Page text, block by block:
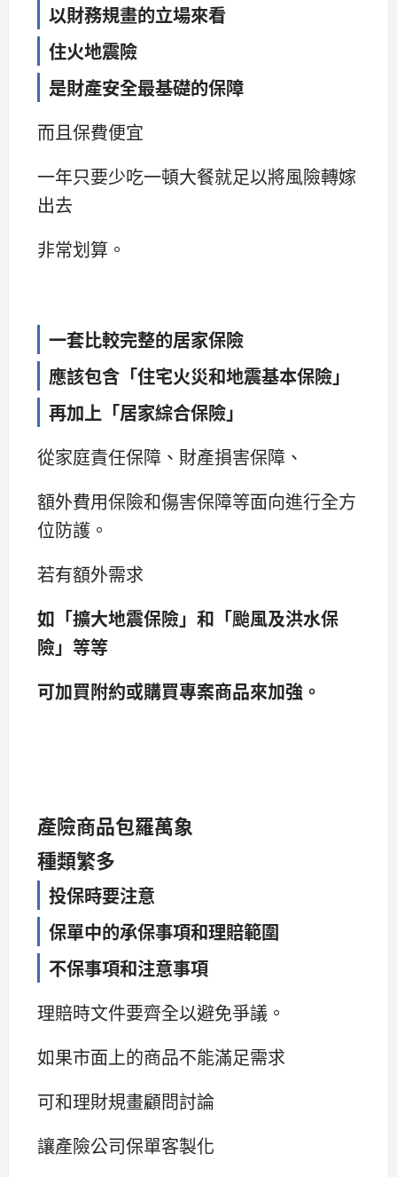
以財務規畫的立場來看
住火地震險
是財產安全最基礎的保障
而且保費便宜
一年只要少吃一頓大餐就足以將風險轉嫁
出去
非常划算。
一套比較完整的居家保險
應該包含「住宅火災和地震基本保險」
再加上「居家綜合保險」
從家庭責任保障、財產損害保障、
額外費用保險和傷害保障等面向進行全方
位防護。
若有額外需求
如「擴大地震保險」和「颱風及洪水保
險」等等
可加買附約或購買專案商品來加強。
產險商品包羅萬象
種類繁多
投保時要注意
保單中的承保事項和理賠範圍
不保事項和注意事項
理賠時文件要齊全以避免爭議。
如果市面上的商品不能滿足需求
可和理財規畫顧問討論
讓產險公司保單客製化